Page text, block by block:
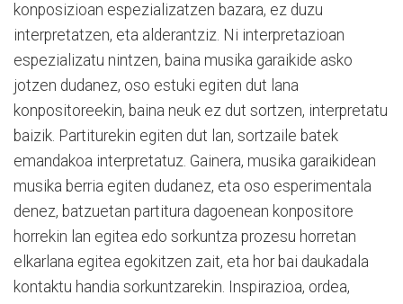
konposizioan espezializatzen bazara, ez duzu
interpretatzen, eta alderantziz. Ni interpretazioan
espezializatu nintzen, baina musika garaikide asko
jotzen dudanez, oso estuki egiten dut lana
konpositoreekin, baina neuk ez dut sortzen, interpretatu
baizik. Partiturekin egiten dut lan, sortzaile batek
emandakoa interpretatuz. Gainera, musika garaikidean
musika berria egiten dudanez, eta oso esperimentala
denez, batzuetan partitura dagoenean konpositore
horrekin lan egitea edo sorkuntza prozesu horretan
elkarlana egitea egokitzen zait, eta hor bai daukadala
kontaktu handia sorkuntzarekin. Inspirazioa, ordea,